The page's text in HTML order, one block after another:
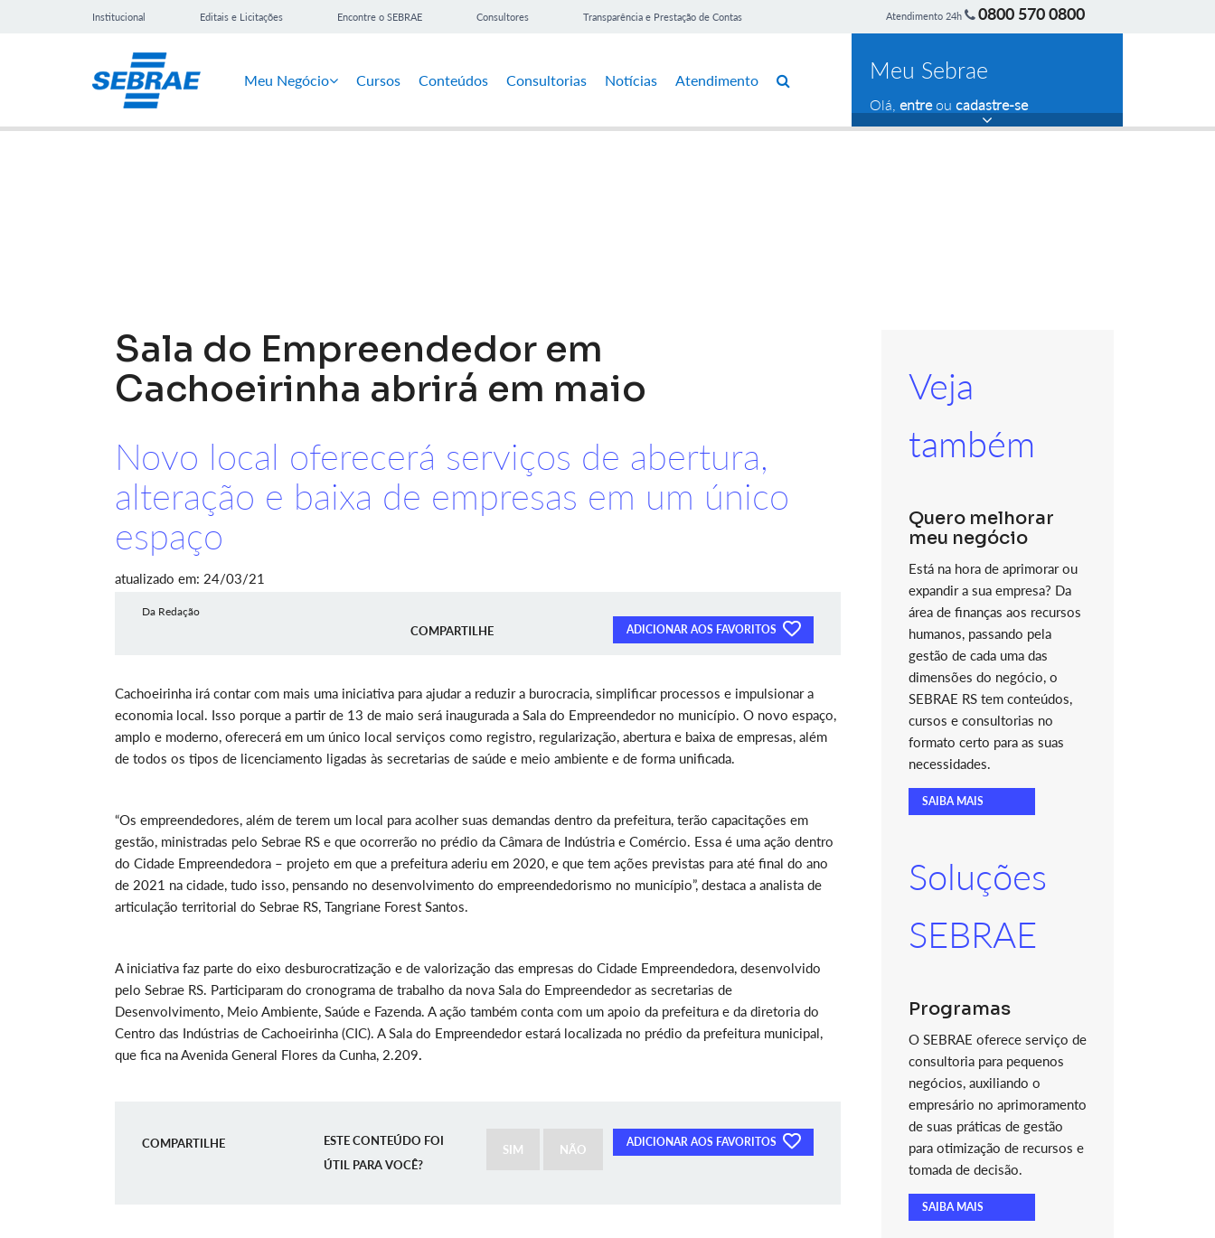
Institucional Editais e Licitações Encontre o SEBRAE Consultores Transparência e Prestação de Contas Atendimento 24h 0800 570 0800
Meu Negócio Cursos Conteúdos Consultorias Notícias Atendimento Meu Sebrae
Olá, entreou cadastre-se
Sala do Empreendedor em
Cachoeirinha abrirá em maio
Novo local oferecerá serviços de abertura,
alteração e baixa de empresas em um único
espaço
atualizado em: 24/03/21
Da Redação
COMPARTILHE ADICIONAR AOS FAVORITOS
Cachoeirinha irá contar com mais uma iniciativa para ajudar a reduzir a burocracia, simplificar processos e impulsionar a
economia local. Isso porque a partir de 13 de maio será inaugurada a Sala do Empreendedor no município. O novo espaço,
amplo e moderno, oferecerá em um único local serviços como registro, regularização, abertura e baixa de empresas, além
de todos os tipos de licenciamento ligadas às secretarias de saúde e meio ambiente e de forma unificada.
“Os empreendedores, além de terem um local para acolher suas demandas dentro da prefeitura, terão capacitações em
gestão, ministradas pelo Sebrae RS e que ocorrerão no prédio da Câmara de Indústria e Comércio. Essa é uma ação dentro
do Cidade Empreendedora – projeto em que a prefeitura aderiu em 2020, e que tem ações previstas para até final do ano
de 2021 na cidade, tudo isso, pensando no desenvolvimento do empreendedorismo no município”, destaca a analista de
articulação territorial do Sebrae RS, Tangriane Forest Santos.
A iniciativa faz parte do eixo desburocratização e de valorização das empresas do Cidade Empreendedora, desenvolvido
pelo Sebrae RS. Participaram do cronograma de trabalho da nova Sala do Empreendedor as secretarias de
Desenvolvimento, Meio Ambiente, Saúde e Fazenda. A ação também conta com um apoio da prefeitura e da diretoria do
Centro das Indústrias de Cachoeirinha (CIC). A Sala do Empreendedor estará localizada no prédio da prefeitura municipal,
que fica na Avenida General Flores da Cunha, 2.209.
COMPARTILHE ADICIONAR AOS FAVORITOS
ESTE CONTEÚDO FOI
ÚTIL PARA VOCÊ?
SIM NÃO
Veja
também
Quero melhorar
meu negócio
Está na hora de aprimorar ou
expandir a sua empresa? Da
área de finanças aos recursos
humanos, passando pela
gestão de cada uma das
dimensões do negócio, o
SEBRAE RS tem conteúdos,
cursos e consultorias no
formato certo para as suas
necessidades.
SAIBA MAIS
Soluções
SEBRAE
Programas
O SEBRAE oferece serviço de
consultoria para pequenos
negócios, auxiliando o
empresário no aprimoramento
de suas práticas de gestão
para otimização de recursos e
tomada de decisão.
SAIBA MAIS